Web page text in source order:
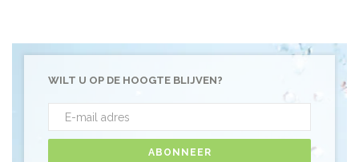
WILT U OP DE HOOGTE BLIJVEN?
ABONNEER